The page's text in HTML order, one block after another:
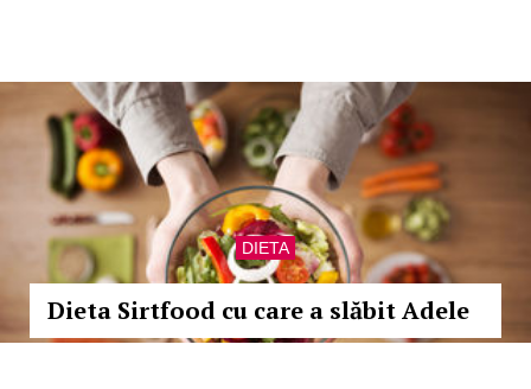
DIETA
Dieta Sirtfood cu care a slăbit Adele